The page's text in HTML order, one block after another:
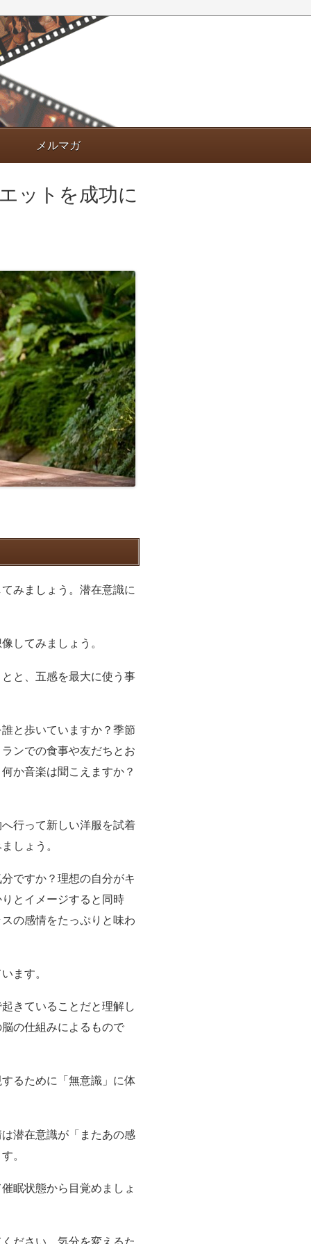
メルマガ
ットを成功に
みましょう。潜在意識に
してみましょう。
と、五感を最大に使う事
と歩いていますか？季節
ンでの食事や友だちとお
か音楽は聞こえますか？
行って新しい洋服を試着
しょう。
ですか？理想の自分がキ
とイメージすると同時
の感情をたっぷりと味わ
ます。
きていることだと理解し
の仕組みによるもので
るために「無意識」に体
潜在意識が「またあの感
。
眠状態から目覚めましょ
ださい。気分を変えるた